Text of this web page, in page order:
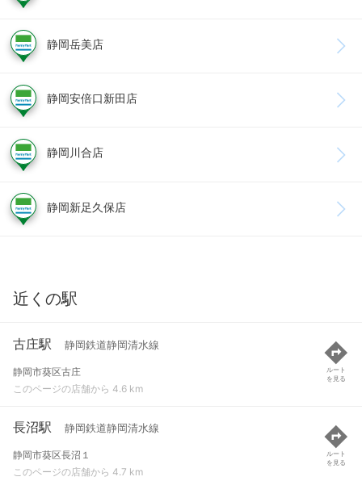
静岡岳美店
静岡安倍口新田店
静岡川合店
静岡新足久保店
近くの駅
古庄駅 静岡鉄道静岡清水線
静岡市葵区古庄
このページの店舗から 4.6 km
ルート
を見る
長沼駅 静岡鉄道静岡清水線
静岡市葵区長沼１
このページの店舗から 4.7 km
ルート
を見る